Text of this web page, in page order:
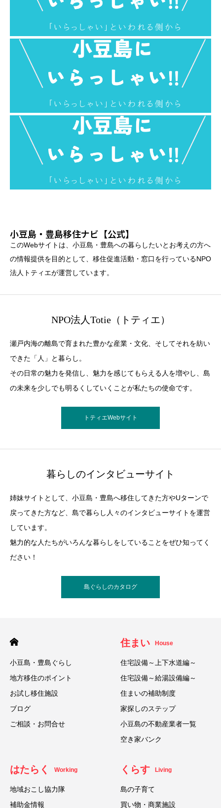
小豆島・豊島移住ナビ【公式】
このWebサイトは、小豆島・豊島への暮らしたいとお考えの方へ
の情報提供を目的として、移住促進活動・窓口を行っているNPO
法人トティエが運営しています。
NPO法人Totie（トティエ）
瀬戸内海の離島で育まれた豊かな産業・文化、そしてそれを紡い
できた「人」と暮らし。
その日常の魅力を発信し、魅力を感じてもらえる人を増やし、島
の未来を少しでも明るくしていくことが私たちの使命です。
トティエWebサイト
暮らしのインタビューサイト
姉妹サイトとして、小豆島・豊島へ移住してきた方やUターンで
戻ってきた方など、島で暮らし人々のインタビューサイトを運営
しています。
魅力的な人たちがいろんな暮らしをしていることをぜひ知ってく
ださい！
島ぐらしのカタログ
小豆島・豊島ぐらし
地方移住のポイント
お試し移住施設
ブログ
ご相談・お問合せ
住まい House
住宅設備～上下水道編～
住宅設備～給湯設備編～
住まいの補助制度
家探しのステップ
小豆島の不動産業者一覧
空き家バンク
はたらく Working
地域おこし協力隊
補助金情報
くらす Living
島の子育て
買い物・商業施設